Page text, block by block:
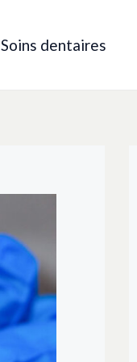
Soins dentaires